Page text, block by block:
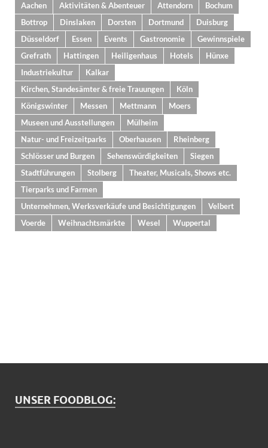
Aachen Aktivitäten & Abenteuer Attendorn
Bochum
Bottrop
Dinslaken Dorsten Dortmund
Duisburg
Düsseldorf
Essen Events Gastronomie
Gewinnspiele
Grefrath
Hattingen Heiligenhaus Hotels
Hünxe
Industriekultur
Kalkar
Kirchen, Standesämter & freie Trauungen
Köln
Königswinter
Messen Mettmann
Moers
Museen und Ausstellungen
Mülheim
Natur- und Freizeitparks
Oberhausen
Rheinberg
Schlösser und Burgen
Sehenswürdigkeiten
Siegen
Stadtführungen
Stolberg
Theater, Musicals, Shows etc.
Tierparks und Farmen
Unternehmen, Werksverkäufe und Besichtigungen
Velbert
Voerde
Weihnachtsmärkte Wesel Wuppertal
UNSER FOODBLOG: